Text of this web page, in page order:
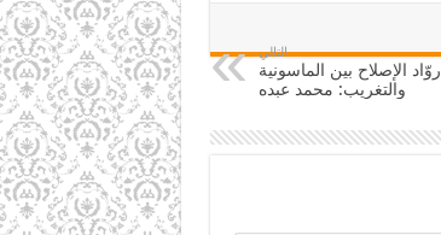
التالي
روّاد الإصلاح بين الماسونية
والتغريب: محمد عبده